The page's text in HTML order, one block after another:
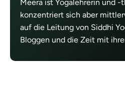
Meera ist Yogalehrerin und -
konzentriert sich aber
auf die Leitung von Siddhi
Bloggen und die Zeit mit